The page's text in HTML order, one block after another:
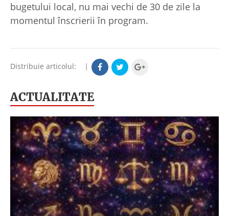
bugetului local, nu mai vechi de 30 de zile la
momentul înscrierii în program.
Distribuie articolul: |
ACTUALITATE